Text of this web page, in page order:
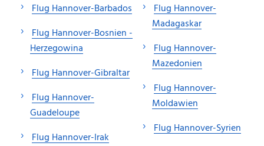
Flug Hannover-Barbados
Flug Hannover-Bosnien -
Herzegowina
Flug Hannover-Gibraltar
Flug Hannover-
Guadeloupe
Flug Hannover-Irak
Flug Hannover-
Madagaskar
Flug Hannover-
Mazedonien
Flug Hannover-
Moldawien
Flug Hannover-Syrien